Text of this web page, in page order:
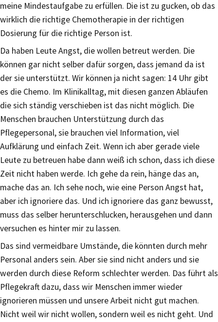
meine Mindestaufgabe zu erfüllen. Die ist zu gucken, ob das
wirklich die richtige Chemotherapie in der richtigen
Dosierung für die richtige Person ist.
Da haben Leute Angst, die wollen betreut werden. Die
können gar nicht selber dafür sorgen, dass jemand da ist
der sie unterstützt. Wir können ja nicht sagen: 14 Uhr gibt
es die Chemo. Im Klinikalltag, mit diesen ganzen Abläufen
die sich ständig verschieben ist das nicht möglich. Die
Menschen brauchen Unterstützung durch das
Pflegepersonal, sie brauchen viel Information, viel
Aufklärung und einfach Zeit. Wenn ich aber gerade viele
Leute zu betreuen habe dann weiß ich schon, dass ich diese
Zeit nicht haben werde. Ich gehe da rein, hänge das an,
mache das an. Ich sehe noch, wie eine Person Angst hat,
aber ich ignoriere das. Und ich ignoriere das ganz bewusst,
muss das selber herunterschlucken, herausgehen und dann
versuchen es hinter mir zu lassen.
Das sind vermeidbare Umstände, die könnten durch mehr
Personal anders sein. Aber sie sind nicht anders und sie
werden durch diese Reform schlechter werden. Das führt als
Pflegekraft dazu, dass wir Menschen immer wieder
ignorieren müssen und unsere Arbeit nicht gut machen.
Nicht weil wir nicht wollen, sondern weil es nicht geht. Und